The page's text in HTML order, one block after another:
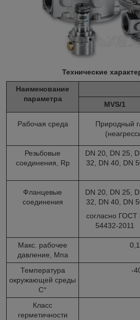
Технические
Наименование
параметра
MVS/1
Рабочая среда
Природный
Резьбовые
соединения, Rp
DN 20, DN 25,
32, DN 40, DN
Фланцевые
соединения
DN 20, DN 25,
32, DN 40, DN
согласно ГОСТ
54432-2011
Макс. рабочее
давление, Мпа
Температура
окружающей среды
С°
-
Класс
герметичности